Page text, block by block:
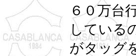
６０万台
している
がタッグ